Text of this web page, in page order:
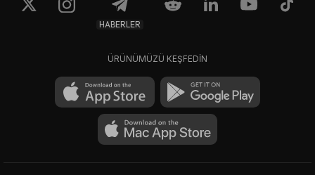
HABERLER
ÜRÜNÜMÜZÜ KEŞFEDİN